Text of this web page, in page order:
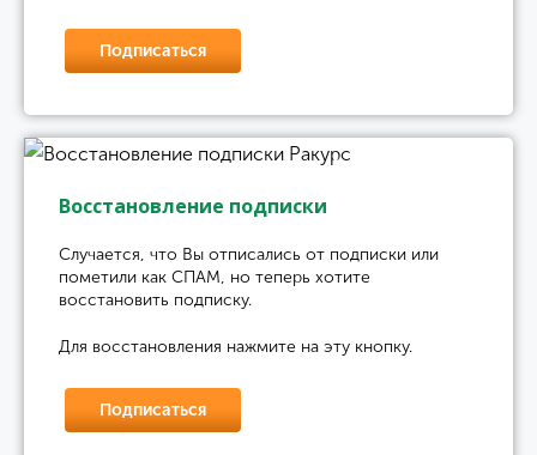
Подписаться
Восстановление подписки
Случается, что Вы отписались от подписки или
пометили как СПАМ, но теперь хотите
восстановить подписку.
Для восстановления нажмите на эту кнопку.
Подписаться